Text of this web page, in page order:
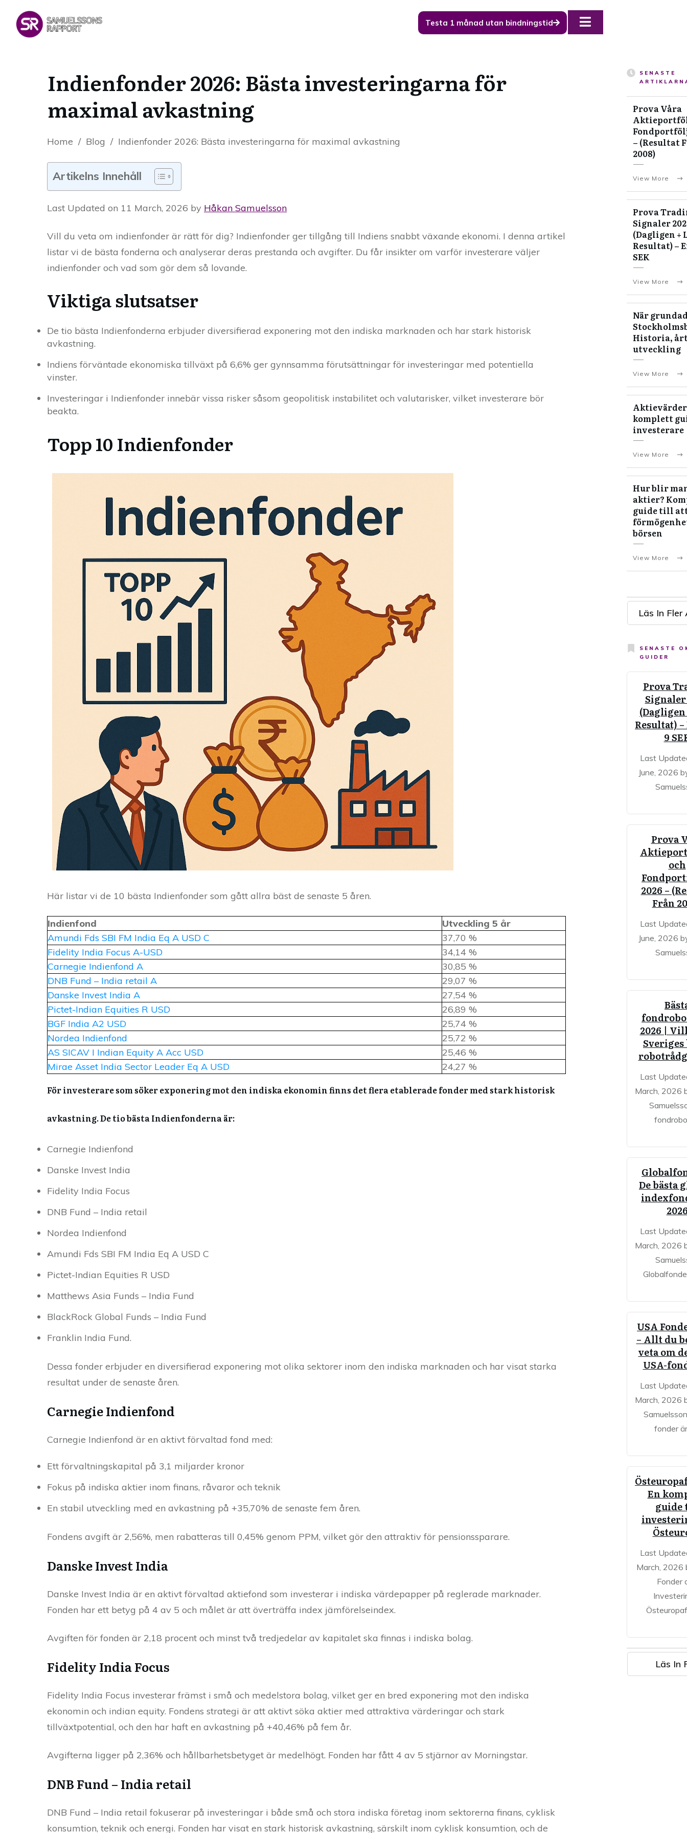
Testa 1 månad utan bindningstid
Indienfonder 2026: Bästa investeringarna för
maximal avkastning
Home / Blog / Indienfonder 2026: Bästa investeringarna för maximal avkastning
Artikelns Innehåll
Last Updated on 11 March, 2026 by Håkan Samuelsson
Vill du veta om indienfonder är rätt för dig? Indienfonder ger tillgång till Indiens snabbt växande ekonomi. I denna artikel
listar vi de bästa fonderna och analyserar deras prestanda och avgifter. Du får insikter om varför investerare väljer
indienfonder och vad som gör dem så lovande.
Viktiga slutsatser
De tio bästa Indienfonderna erbjuder diversifierad exponering mot den indiska marknaden och har stark historisk
avkastning.
Indiens förväntade ekonomiska tillväxt på 6,6% ger gynnsamma förutsättningar för investeringar med potentiella
vinster.
Investeringar i Indienfonder innebär vissa risker såsom geopolitisk instabilitet och valutarisker, vilket investerare bör
beakta.
Topp 10 Indienfonder
Här listar vi de 10 bästa Indienfonder som gått allra bäst de senaste 5 åren.
Indienfond
Utveckling 5 år
Amundi Fds SBI FM India Eq A USD C
37,70 %
Fidelity India Focus A-USD
34,14 %
Carnegie Indienfond A
30,85 %
DNB Fund – India retail A
29,07 %
Danske Invest India A
27,54 %
Pictet-Indian Equities R USD
26,89 %
BGF India A2 USD
25,74 %
Nordea Indienfond
25,72 %
AS SICAV I Indian Equity A Acc USD
25,46 %
Mirae Asset India Sector Leader Eq A USD
24,27 %
För investerare som söker exponering mot den indiska ekonomin finns det flera etablerade fonder med stark historisk
avkastning. De tio bästa Indienfonderna är:
Carnegie Indienfond
Danske Invest India
Fidelity India Focus
DNB Fund – India retail
Nordea Indienfond
Amundi Fds SBI FM India Eq A USD C
Pictet-Indian Equities R USD
Matthews Asia Funds – India Fund
BlackRock Global Funds – India Fund
Franklin India Fund.
Dessa fonder erbjuder en diversifierad exponering mot olika sektorer inom den indiska marknaden och har visat starka
resultat under de senaste åren.
Carnegie Indienfond
Carnegie Indienfond är en aktivt förvaltad fond med:
Ett förvaltningskapital på 3,1 miljarder kronor
Fokus på indiska aktier inom finans, råvaror och teknik
En stabil utveckling med en avkastning på +35,70% de senaste fem åren.
Fondens avgift är 2,56%, men rabatteras till 0,45% genom PPM, vilket gör den attraktiv för pensionssparare.
Danske Invest India
Danske Invest India är en aktivt förvaltad aktiefond som investerar i indiska värdepapper på reglerade marknader.
Fonden har ett betyg på 4 av 5 och målet är att överträffa index jämförelseindex.
Avgiften för fonden är 2,18 procent och minst två tredjedelar av kapitalet ska finnas i indiska bolag.
Fidelity India Focus
Fidelity India Focus investerar främst i små och medelstora bolag, vilket ger en bred exponering mot den indiska
ekonomin och indian equity. Fondens strategi är att aktivt söka aktier med attraktiva värderingar och stark
tillväxtpotential, och den har haft en avkastning på +40,46% på fem år.
Avgifterna ligger på 2,36% och hållbarhetsbetyget är medelhögt. Fonden har fått 4 av 5 stjärnor av Morningstar.
DNB Fund – India retail
DNB Fund – India retail fokuserar på investeringar i både små och stora indiska företag inom sektorerna finans, cyklisk
konsumtion, teknik och energi. Fonden har visat en stark historisk avkastning, särskilt inom cyklisk konsumtion, och de
SENASTE
Prova Våra
– (Resultat
2008)
View More
Prova
Signaler
(Dagligen +
Resultat) –
SEK
View More
När
Historia,
utveckling
View More
komplett
investerare
View More
Hur blir
aktier?
guide till
börsen
View More
Läs In Fler
SENASTE
GUIDER
Prova
Signaler
Resultat)
9
Last
June, 2026
Prova
och
2026 –
Från
Last
June, 2026
2026 |
Sveriges
Last
March, 2026
De bästa
Last
March, 2026
USA
– Allt du
veta om
USA-
Last
March, 2026
fonder
En
Last
March, 2026
Fonder
Läs In